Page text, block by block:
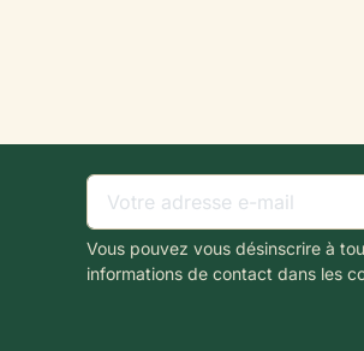
Vous pouvez vous désinscrire à
informations de contact dans les